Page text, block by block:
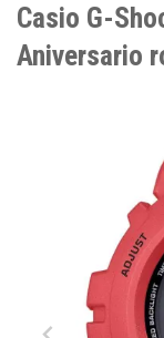
Casio G-
Aniversario